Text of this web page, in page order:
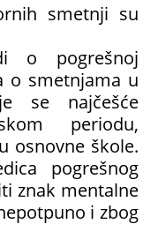
smetnji su
o pogrešnoj
o smetnjama u
se najčešće
periodu,
osnovne škole.
pogrešnog
znak mentalne
i zbog